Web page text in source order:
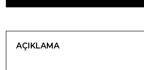
AÇIKLAMA